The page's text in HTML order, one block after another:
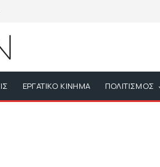
ΕΡΓΑΤΙΚΟ ΚΙΝΗΜΑ ΠΟΛΙΤΙΣΜΟΣ